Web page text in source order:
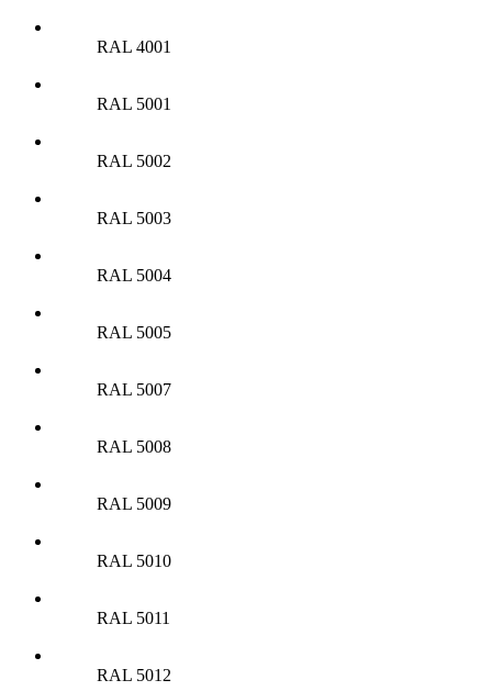
RAL 4001
RAL 5001
RAL 5002
RAL 5003
RAL 5004
RAL 5005
RAL 5007
RAL 5008
RAL 5009
RAL 5010
RAL 5011
RAL 5012